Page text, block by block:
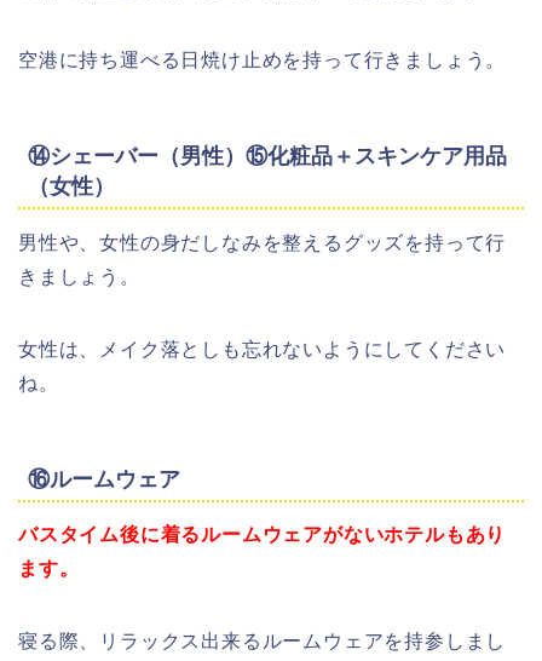
空港に持ち運べる日焼け止めを持って行きましょう。
⑭シェーバー（男性）⑮化粧品＋スキンケア用品
（女性）
男性や、女性の身だしなみを整えるグッズを持って行
きましょう。
女性は、メイク落としも忘れないようにしてください
ね。
⑯ルームウェア
バスタイム後に着るルームウェアがないホテルもあり
ます。
寝る際、リラックス出来るルームウェアを持参しまし